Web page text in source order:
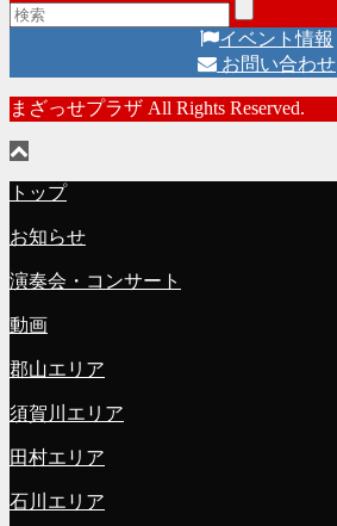
イベント情報
お問い合わせ
まざっせプラザ All Rights Reserved.
トップ
お知らせ
演奏会・コンサート
動画
郡山エリア
須賀川エリア
田村エリア
石川エリア